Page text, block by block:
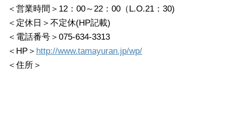
＜営業時間＞12：00～22：00（L.O.21：30)
＜定休日＞不定休(HP記載)
＜電話番号＞075-634-3313
＜HP＞ http://www.tamayuran.jp/wp/
＜住所＞